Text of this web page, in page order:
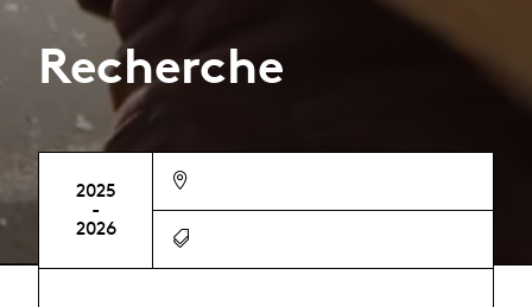
Recherche
2025
-
2026